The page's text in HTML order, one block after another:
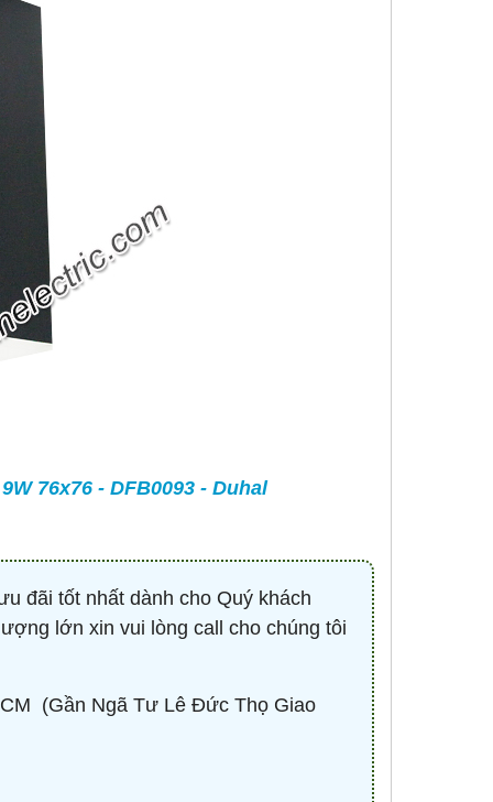
76x76 - DFB0093 - Duhal
đãi tốt nhất dành cho Quý khách
lớn xin vui lòng call cho chúng tôi
(Gần Ngã Tư Lê Đức Thọ Giao